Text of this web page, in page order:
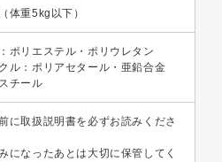
体重5kg以下）
ポリエステル・ポリウレタン
ル：ポリアセタール・亜鉛合金
チール
に取扱説明書を必ずお読みくださ
になったあとは大切に保管してく